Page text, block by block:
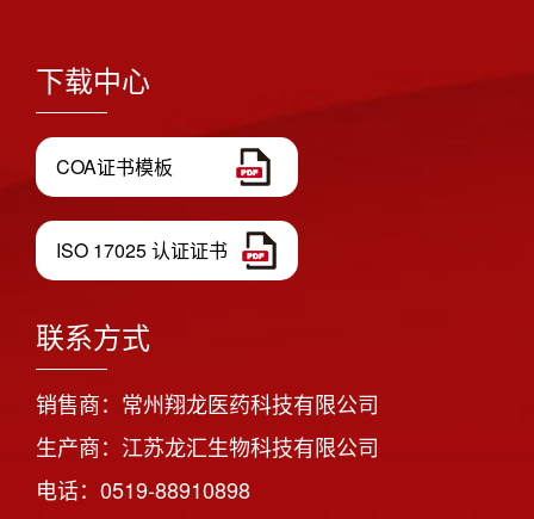
下载中心
COA证书模板
ISO 17025 认证证书
联系方式
销售商：常州翔龙医药科技有限公司
生产商：江苏龙汇生物科技有限公司
电话：0519-88910898